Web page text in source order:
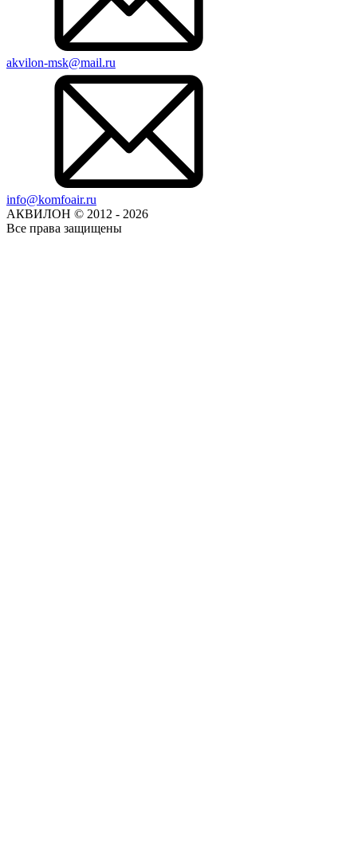
akvilon-msk@mail.ru
info@komfoair.ru
АКВИЛОН © 2012 - 2026
Все права защищены